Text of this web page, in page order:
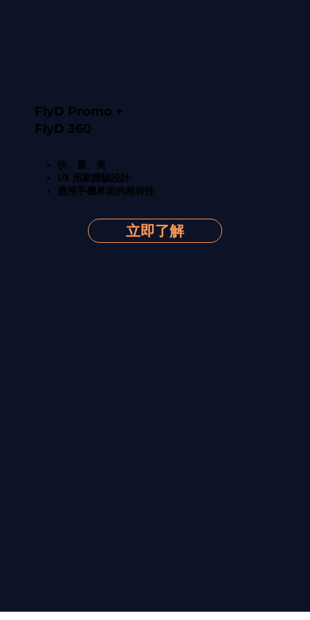
FlyD Promo +
FlyD 360
快、廉、美
UX 用家體驗設計
應用手機界面的相容性
立即了解